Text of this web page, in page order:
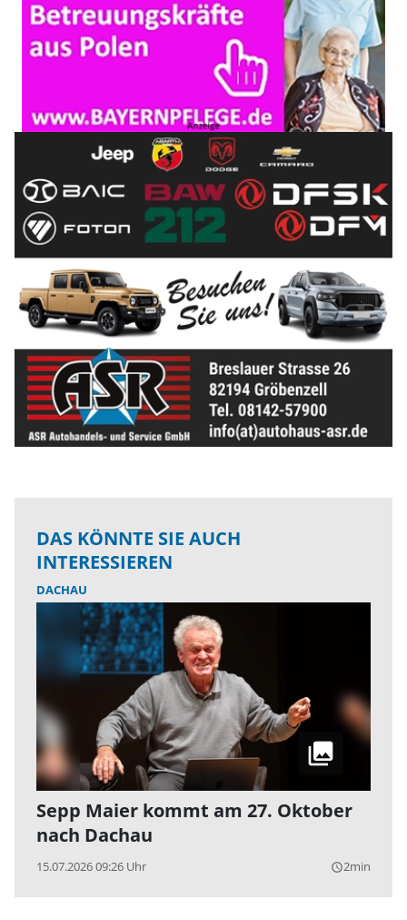
DAS KÖNNTE SIE AUCH
INTERESSIEREN
DACHAU
Sepp Maier kommt am 27. Oktober
nach Dachau
15.07.2026 09:26 Uhr query_builder2min